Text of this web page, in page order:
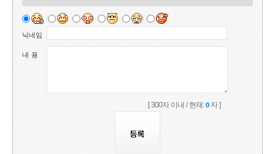
닉네임
내 용
[ 300자 이내 / 현재:0자 ]